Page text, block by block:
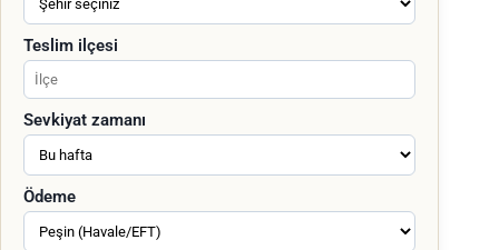
Teslim ilçesi
Sevkiyat zamanı
Ödeme